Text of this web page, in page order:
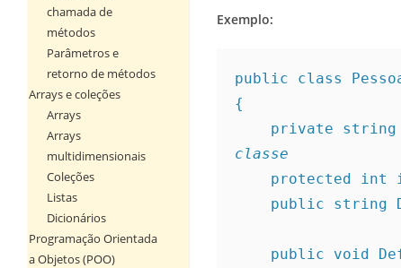
Exemplo:
public class
{
private
classe
public
public void
chamada de
métodos
Parâmetros e
retorno de métodos
Arrays e coleções
Arrays
Arrays
multidimensionais
Coleções
Listas
Dicionários
Programação Orientada
a Objetos (POO)